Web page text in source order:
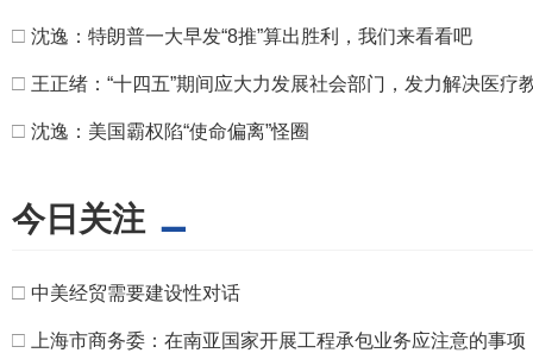
□ 沈逸：特朗普一大早发“8推”算出胜利，我们来看看吧
□ 王正绪：“十四五”期间应大力发展社会部门，发力解决医疗
□ 沈逸：美国霸权陷“使命偏离”怪圈
今日关注
□ 中美经贸需要建设性对话
□ 上海市商务委：在南亚国家开展工程承包业务应注意的事项